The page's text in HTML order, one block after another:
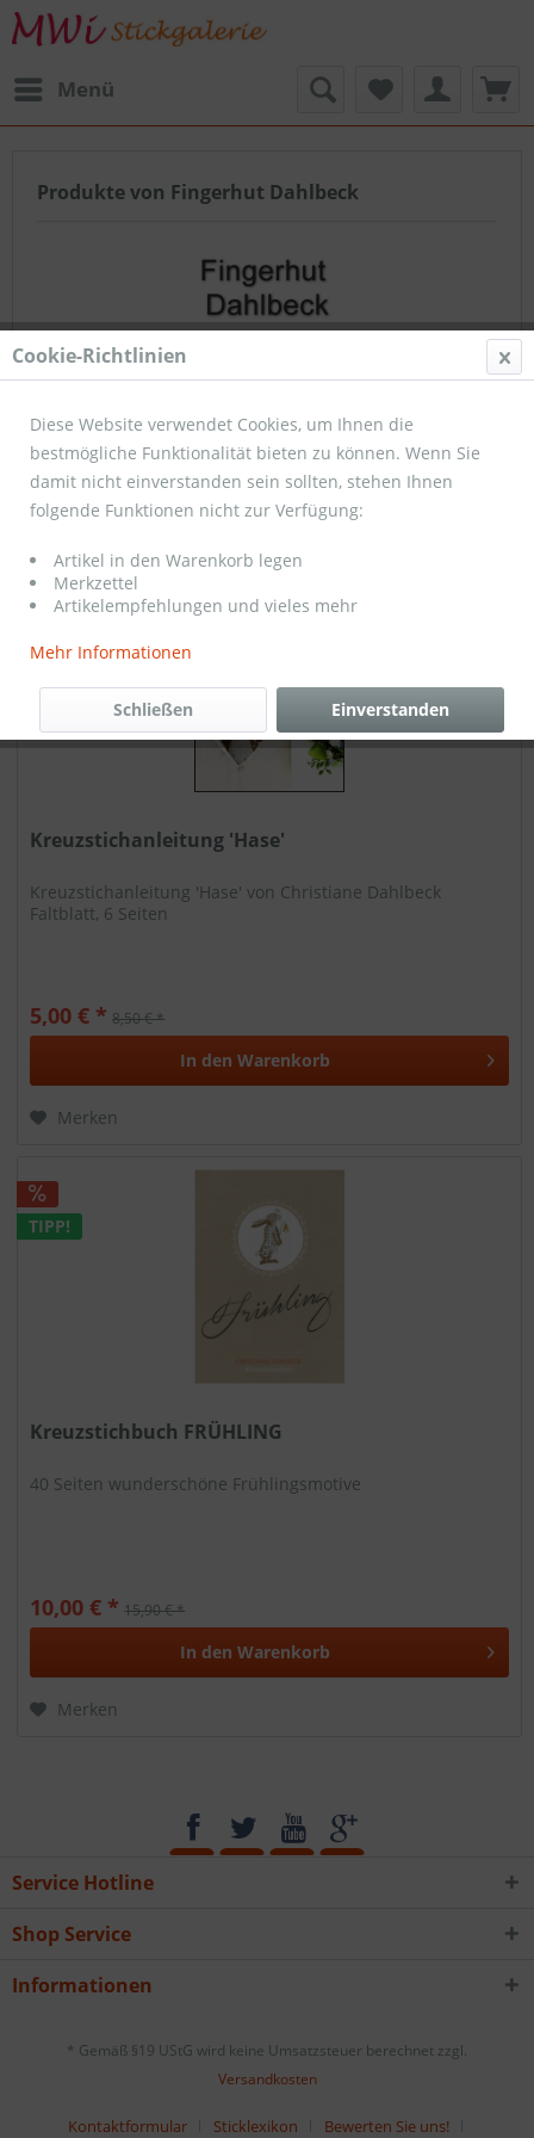
Menü
Produkte von Fingerhut Dahlbeck
Christiane Dahlbeck
Filtern
Kreuzstichanleitung 'Hase'
Kreuzstichanleitung 'Hase' von Christiane Dahlbeck
Faltblatt, 6 Seiten
5,00 € * 8,50 € *
In den Warenkorb
Merken
TIPP!
Kreuzstichbuch FRÜHLING
40 Seiten wunderschöne Frühlingsmotive
10,00 € * 15,90 € *
In den Warenkorb
Merken
Service Hotline
Shop Service
Informationen
* Gemäß §19 UStG wird keine Umsatzsteuer berechnet zzgl.
Versandkosten
Kontaktformular Sticklexikon Bewerten Sie uns!
Cookie-Richtlinien
Diese Website verwendet Cookies, um Ihnen die
bestmögliche Funktionalität bieten zu können. Wenn Sie
damit nicht einverstanden sein sollten, stehen Ihnen
folgende Funktionen nicht zur Verfügung:
Artikel in den Warenkorb legen
Merkzettel
Artikelempfehlungen und vieles mehr
Mehr Informationen
Einverstanden
Schließen